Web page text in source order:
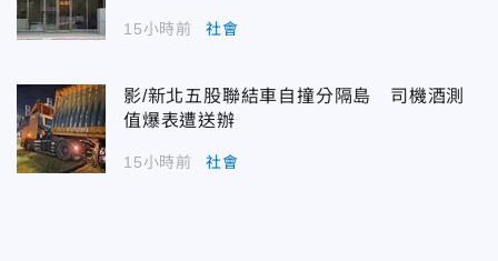
15小時前 社會
影/新北五股聯結車自撞分隔島 司機酒測
值爆表遭送辦
15小時前 社會